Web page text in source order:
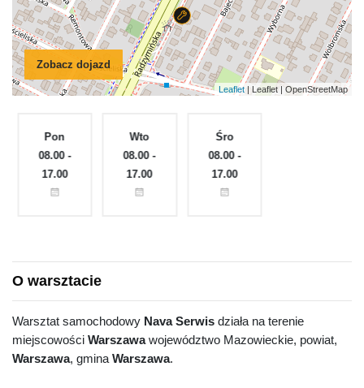
Zobacz dojazd
Leaflet | Leaflet | OpenStreetMap
Pon
08.00 -
17.00
Wto
08.00 -
17.00
Śro
08.00 -
17.00
O warsztacie
Warsztat samochodowy Nava Serwis działa na terenie
miejscowości Warszawawojewództwo Mazowieckie, powiat,
Warszawa, gmina Warszawa.